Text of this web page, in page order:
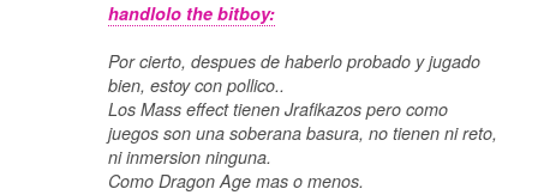
handlolo the bitboy:
Por cierto, despues de haberlo probado y jugado
bien, estoy con pollico..
Los Mass effect tienen Jrafikazos pero como
juegos son una soberana basura, no tienen ni reto,
ni inmersion ninguna.
Como Dragon Age mas o menos.